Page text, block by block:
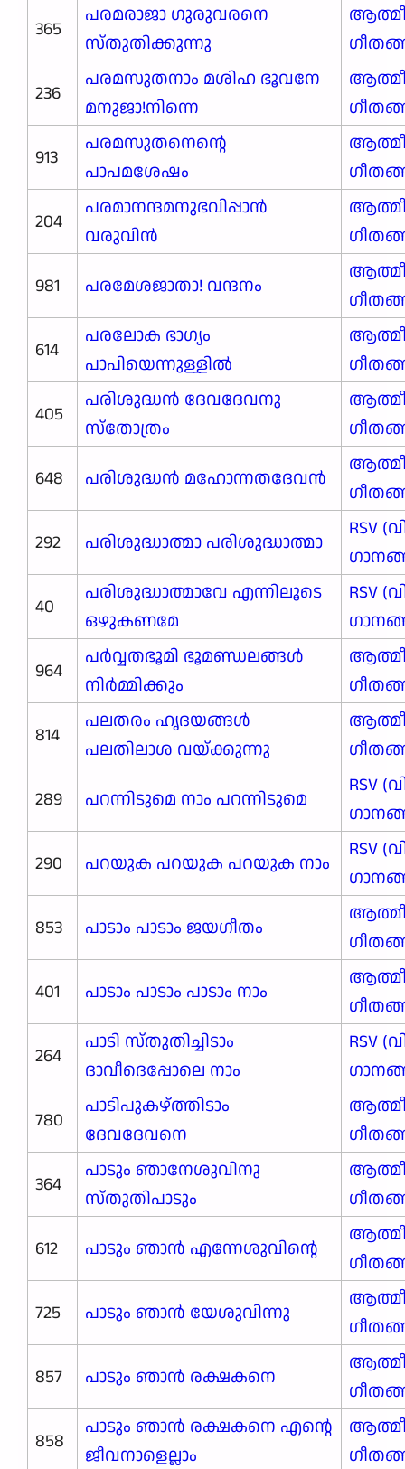
365
പരമരാജാ ഗുരുവരനെ
സ്തുതിക്കുന്നു
236
പരമസുതനാം മശിഹ ഭൂവനേ
മനുജാ!നിന്നെ
913
പരമസുതനെന്റെ
പാപമശേഷം
204
പരമാനന്ദമനുഭവിപ്പാൻ
വരുവിൻ
981
പരമേശജാതാ! വന്ദനം
614
പരലോക ഭാഗ്യം
പാപിയെന്നുള്ളിൽ
405
പരിശുദ്ധൻ ദേവദേവനു
സ്തോത്രം
648
പരിശുദ്ധൻ മഹോന്നതദേവൻ
292
പരിശുദ്ധാത്മാ പരിശുദ്ധാത്മാ
RSV
40
പരിശുദ്ധാത്മാവേ എന്നിലൂടെ
ഒഴുകണമേ
RSV
964
പർവ്വതഭൂമി ഭൂമണ്ഡലങ്ങൾ
നിർമ്മിക്കും
814
പലതരം ഹൃദയങ്ങൾ
പലതിലാശ വയ്ക്കുന്നു
289
പറന്നിടുമെ നാം പറന്നിടുമെ
RSV
290
പറയുക പറയുക പറയുക നാം
RSV
853
പാടാം പാടാം ജയഗീതം
401
പാടാം പാടാം പാടാം നാം
264
പാടി സ്തുതിച്ചിടാം
ദാവീദെപ്പോലെ നാം
RSV
780
പാടിപുകഴ്ത്തിടാം
ദേവദേവനെ
364
പാടും ഞാനേശുവിനു
സ്തുതിപാടും
612
പാടും ഞാൻ എന്നേശുവിന്റെ
725
പാടും ഞാൻ യേശുവിന്നു
857
പാടും ഞാൻ രക്ഷകനെ
858
പാടും ഞാൻ രക്ഷകനെ എന്റെ
ജീവനാളെല്ലാം